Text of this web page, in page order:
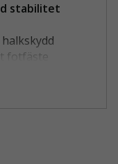
stabilitet
fotfäste